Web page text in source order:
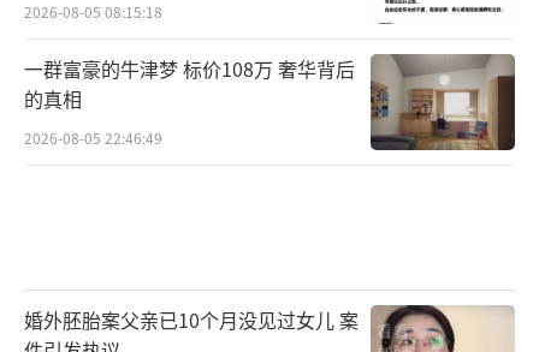
2026-08-05 08:15:18
一群富豪的牛津梦 标价108万 奢华背后
的真相
2026-08-05 22:46:49
婚外胚胎案父亲已10个月没见过女儿 案